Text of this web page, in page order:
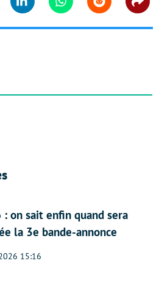
Linkedin WhatsappReddit
: on sait enfin quand sera
la 3e bande-annonce
15:16